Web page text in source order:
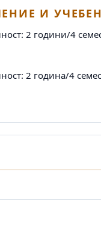
И
2 години/4
2 година/4